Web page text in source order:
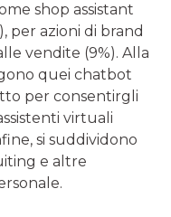
shop assistant
per azioni di brand
vendite (9%). Alla
quei chatbot
per consentirgli
virtuali
si suddividono
e altre